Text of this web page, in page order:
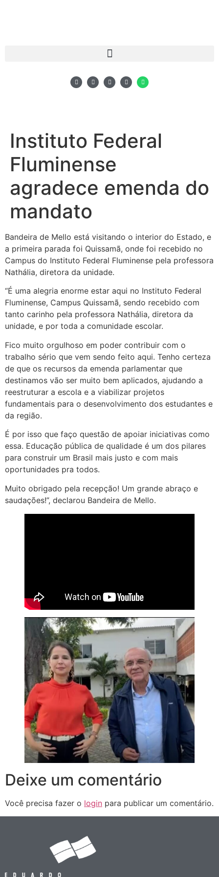
Instituto Federal
Fluminense
agradece emenda do
mandato
Bandeira de Mello está visitando o interior do Estado, e
a primeira parada foi Quissamã, onde foi recebido no
Campus do Instituto Federal Fluminense pela professora
Nathália, diretora da unidade.
“É uma alegria enorme estar aqui no Instituto Federal
Fluminense, Campus Quissamã, sendo recebido com
tanto carinho pela professora Nathália, diretora da
unidade, e por toda a comunidade escolar.
Fico muito orgulhoso em poder contribuir com o
trabalho sério que vem sendo feito aqui. Tenho certeza
de que os recursos da emenda parlamentar que
destinamos vão ser muito bem aplicados, ajudando a
reestruturar a escola e a viabilizar projetos
fundamentais para o desenvolvimento dos estudantes e
da região.
É por isso que faço questão de apoiar iniciativas como
essa. Educação pública de qualidade é um dos pilares
para construir um Brasil mais justo e com mais
oportunidades pra todos.
Muito obrigado pela recepção! Um grande abraço e
saudações!”, declarou Bandeira de Mello.
Deixe um comentário
Você precisa fazer o login para publicar um comentário.